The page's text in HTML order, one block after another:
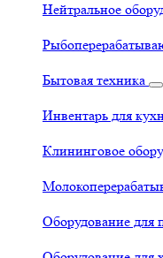
Нейтральное
Бытовая техника
Инвентарь для
Клининговое
Оборудование для